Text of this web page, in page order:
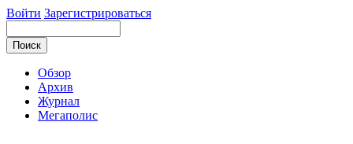
Войти Зарегистрироваться
Обзор
Архив
Журнал
Мегаполис